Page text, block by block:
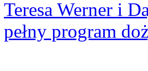
Teresa Werner i
pełny program